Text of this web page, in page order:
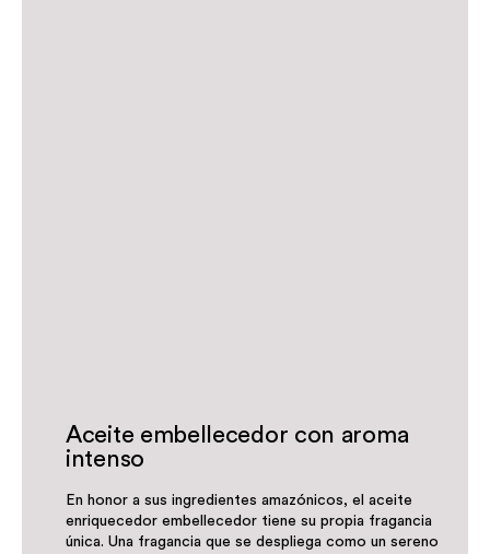
Aceite embellecedor con aroma
intenso
En honor a sus ingredientes amazónicos, el aceite
enriquecedor embellecedor tiene su propia fragancia
única. Una fragancia que se despliega como un sereno